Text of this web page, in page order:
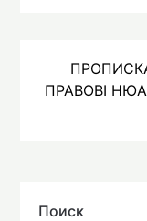
ПРАВОВІ
Поиск